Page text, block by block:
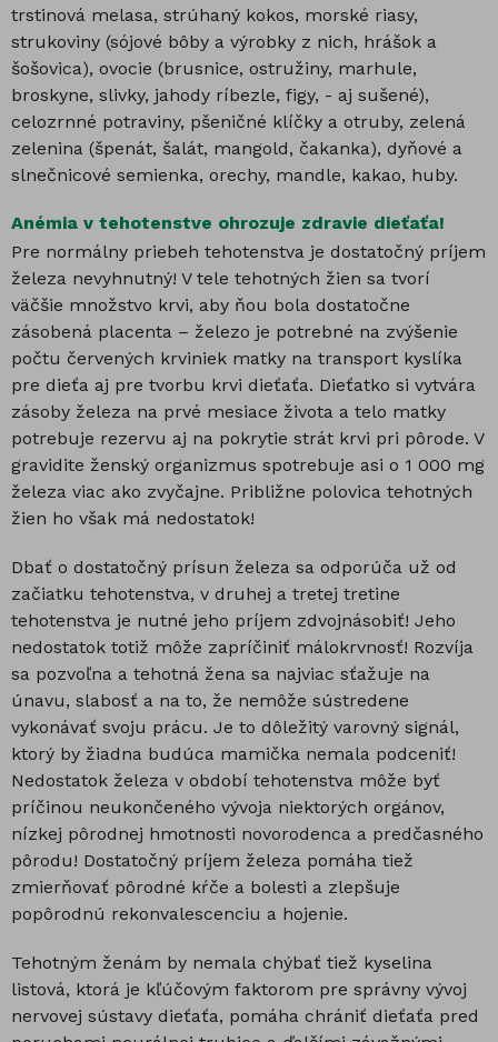
trstinová melasa, strúhaný kokos, morské riasy,
strukoviny (sójové bôby a výrobky z nich, hrášok a
šošovica), ovocie (brusnice, ostružiny, marhule,
broskyne, slivky, jahody ríbezle, figy, - aj sušené),
celozrnné potraviny, pšeničné klíčky a otruby, zelená
zelenina (špenát, šalát, mangold, čakanka), dyňové a
slnečnicové semienka, orechy, mandle, kakao, huby.
Anémia v tehotenstve ohrozuje zdravie dieťaťa!
Pre normálny priebeh tehotenstva je dostatočný príjem
železa nevyhnutný! V tele tehotných žien sa tvorí
väčšie množstvo krvi, aby ňou bola dostatočne
zásobená placenta – železo je potrebné na zvýšenie
počtu červených krviniek matky na transport kyslíka
pre dieťa aj pre tvorbu krvi dieťaťa. Dieťatko si vytvára
zásoby železa na prvé mesiace života a telo matky
potrebuje rezervu aj na pokrytie strát krvi pri pôrode. V
gravidite ženský organizmus spotrebuje asi o 1 000 mg
železa viac ako zvyčajne. Približne polovica tehotných
žien ho však má nedostatok!
Dbať o dostatočný prísun železa sa odporúča už od
začiatku tehotenstva, v druhej a tretej tretine
tehotenstva je nutné jeho príjem zdvojnásobiť! Jeho
nedostatok totiž môže zapríčiniť málokrvnosť! Rozvíja
sa pozvoľna a tehotná žena sa najviac sťažuje na
únavu, slabosť a na to, že nemôže sústredene
vykonávať svoju prácu. Je to dôležitý varovný signál,
ktorý by žiadna budúca mamička nemala podceniť!
Nedostatok železa v období tehotenstva môže byť
príčinou neukončeného vývoja niektorých orgánov,
nízkej pôrodnej hmotnosti novorodenca a predčasného
pôrodu! Dostatočný príjem železa pomáha tiež
zmierňovať pôrodné kŕče a bolesti a zlepšuje
popôrodnú rekonvalescenciu a hojenie.
Tehotným ženám by nemala chýbať tiež kyselina
listová, ktorá je kľúčovým faktorom pre správny vývoj
nervovej sústavy dieťaťa, pomáha chrániť dieťaťa pred